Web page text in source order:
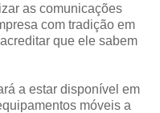
as comunicações
com tradição em
que ele sabem
a estar disponível em
móveis a